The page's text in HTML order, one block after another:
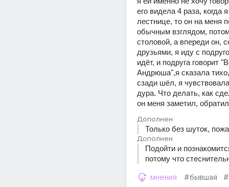
его видела 4 раза, когда
лестнице, то он на меня
обычным взглядом,
столовой, а впереди он,
друзьями, я иду с
идёт, и подруга говорит
Андрюша",я сказала тихо,
сзади шёл, я
дура. Что делать, как
он меня заметил,
Дополнен
Только без шуток,
Дополнен
Подойти и
потому что
мнения #бывшая